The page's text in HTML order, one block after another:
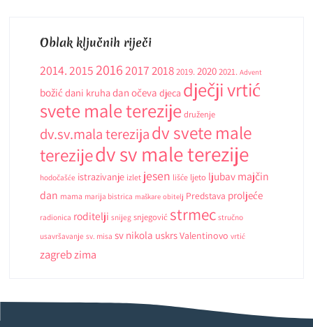
Oblak ključnih riječi
2014.2015201620172018 2019. 2020 2021. Advent
božić dani kruhadan očeva djeca dječji vrtić
svete male terezije druženje
dv.sv.mala terezijadv svete male
terezijedv sv male terezije
hodočašće istrazivanje izlet jesen lišće ljeto ljubav majčin
dan mama marija bistrica maškare obitelj Predstava proljeće
radionica roditelji snijeg snjegović strmec stručno
usavršavanje sv. misa sv nikola uskrsValentinovo vrtić
zagrebzima